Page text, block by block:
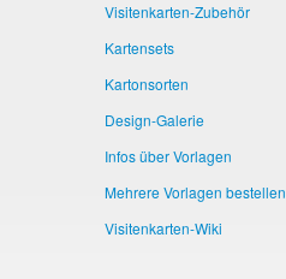
Visitenkarten-Zubehör
Kartensets
Kartonsorten
Design-Galerie
Infos über Vorlagen
Mehrere Vorlagen bestellen
Visitenkarten-Wiki